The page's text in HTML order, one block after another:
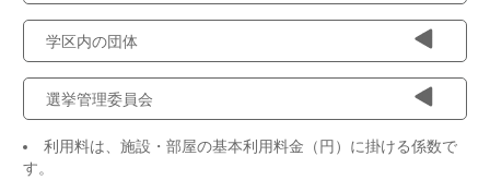
学区内の団体
選挙管理委員会
利用料は、施設・部屋の基本利用料金（円）に掛ける係数で
す。